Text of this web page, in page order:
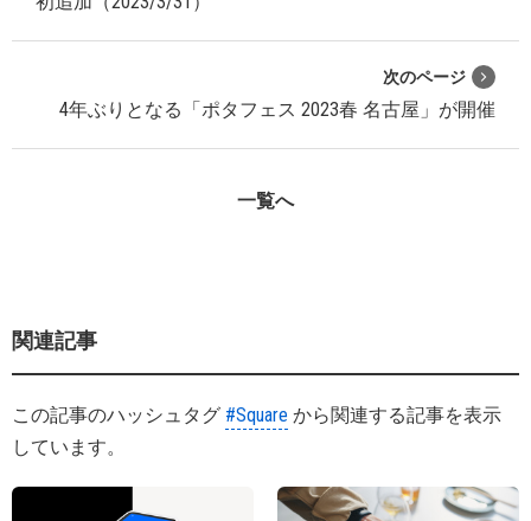
次のページ
4年ぶりとなる「ポタフェス 2023春 名古屋」が開催
一覧へ
関連記事
この記事のハッシュタグ #Square から関連する記事を表示
しています。